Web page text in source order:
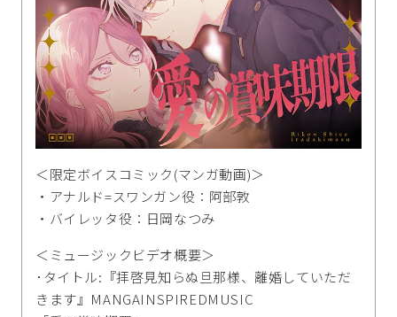
＜限定ボイスコミック(マンガ動画)＞
・アナルド=スワンガン役：阿部敦
・バイレッタ役：日岡なつみ
＜ミュージックビデオ概要＞
･タイトル:『拝啓見知らぬ旦那様、離婚していただ
きます』MANGAINSPIREDMUSIC